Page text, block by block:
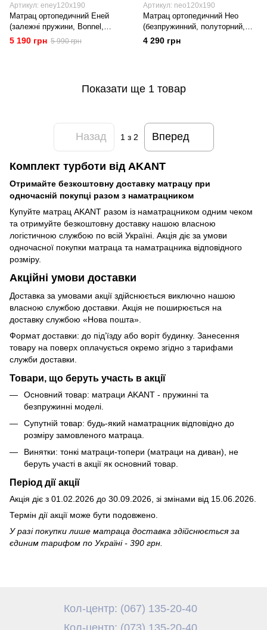
Артикул: eney120x190
Матрац ортопедичний Еней
(залежні пружини, Bonnel,
полуторний, 120 × 190 см)
5 190 грн 5 990 грн
Артикул: neo120x190
Матрац ортопедичний Нео
(безпружинний, полуторний,
120 × 190 см) Akant
4 290 грн
Показати ще 1 товар
Назад 1 з 2 Вперед
Комплект турботи від AKANT
Отримайте безкоштовну доставку матрацу при
одночасній покупці разом з наматрацником
Купуйте матрац AKANT разом із наматрацником одним чеком
та отримуйте безкоштовну доставку нашою власною
логістичною службою по всій Україні. Акція діє за умови
одночасної покупки матраца та наматрацника відповідного
розміру.
Акційні умови доставки
Доставка за умовами акції здійснюється виключно нашою
власною службою доставки. Акція не поширюється на
доставку службою «Нова пошта».
Формат доставки: до під’їзду або воріт будинку. Занесення
товару на поверх оплачується окремо згідно з тарифами
служби доставки.
Товари, що беруть участь в акції
Основний товар: матраци AKANT - пружинні та
безпружинні моделі.
Супутній товар: будь-який наматрацник відповідно до
розміру замовленого матраца.
Винятки: тонкі матраци-топери (матраци на диван), не
беруть участі в акції як основний товар.
Період дії акції
Акція діє з 01.02.2026 до 30.09.2026, зі змінами від 15.06.2026.
Термін дії акції може бути подовжено.
У разі покупки лише матраца доставка здійснюється за
єдиним тарифом по Україні - 390 грн.
Кол-центр: (067) 135-20-40